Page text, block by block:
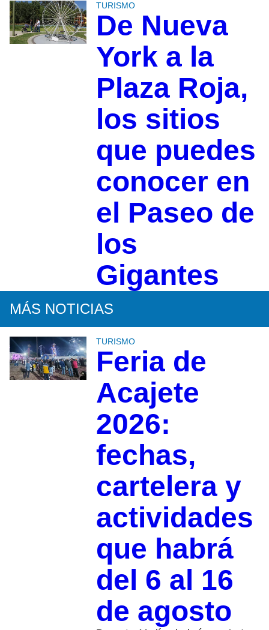
TURISMO
De Nueva
York a la
Plaza Roja,
los sitios
que puedes
conocer en
el Paseo de
los
Gigantes
MÁS NOTICIAS
TURISMO
Feria de
Acajete
2026:
fechas,
cartelera y
actividades
que habrá
del 6 al 16
de agosto